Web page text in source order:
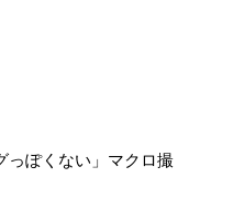
っぽくない」マクロ撮